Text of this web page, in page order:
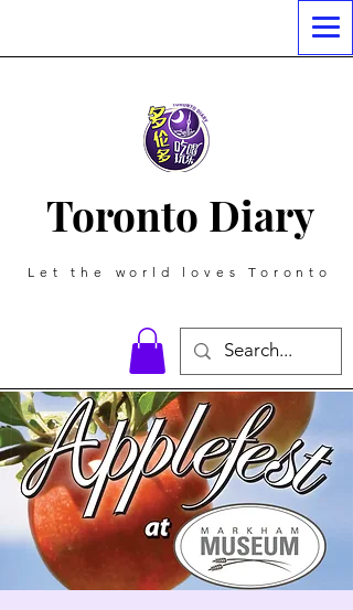
Toronto Diary
Let the world loves Toronto